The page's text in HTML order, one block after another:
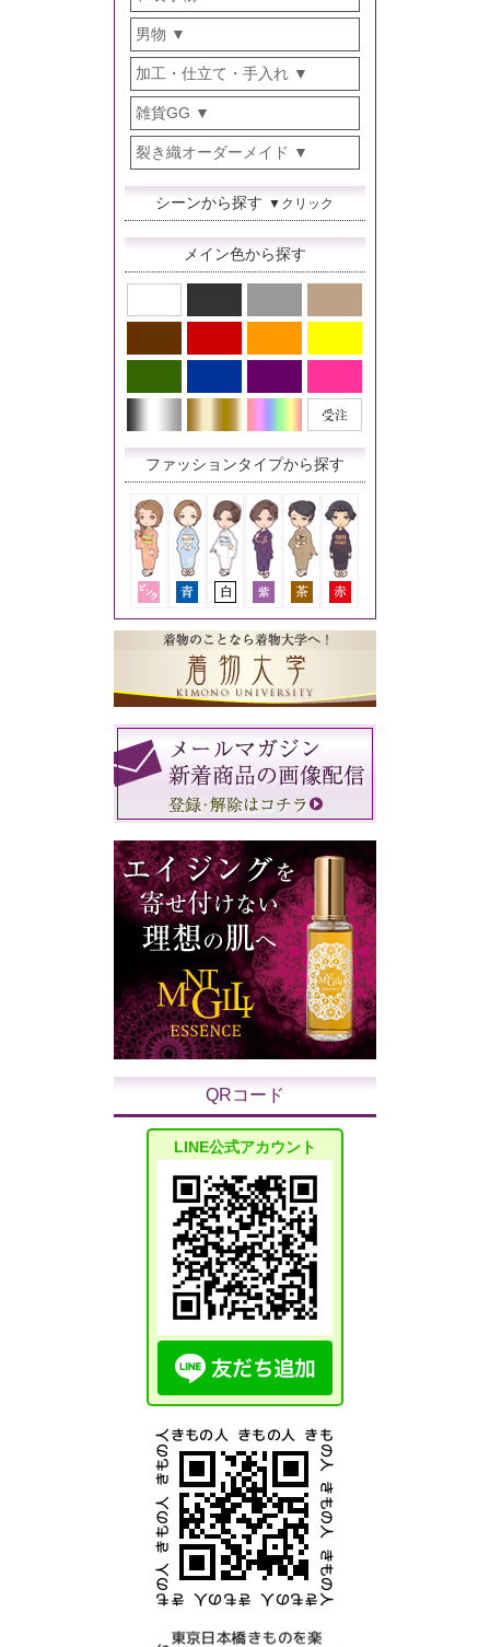
男物
加工・仕立て・手入れ
雑貨GG
裂き織オーダーメイド
シーンから探す ▼クリック
メイン色から探す
ファッションタイプから探す
QRコード
LINE公式アカウント